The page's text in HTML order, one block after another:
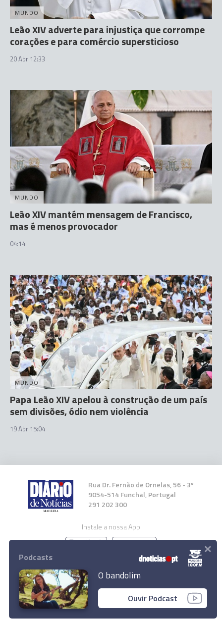
MUNDO
Leão XIV adverte para injustiça que corrompe
corações e para comércio supersticioso
20 Abr 12:33
MUNDO
Leão XIV mantém mensagem de Francisco,
mas é menos provocador
04:14
MUNDO
Papa Leão XIV apelou à construção de um país
sem divisões, ódio nem violência
19 Abr 15:04
Rua Dr. Fernão de Ornelas, 56 - 3º
9054-514 Funchal, Portugal
291 202 300
Instale a nossa App
© 2026 Empresa Diário de Notícias, Lda.
Todos os direitos reservados.
Podcasts
O bandolim
Ouvir Podcast
×